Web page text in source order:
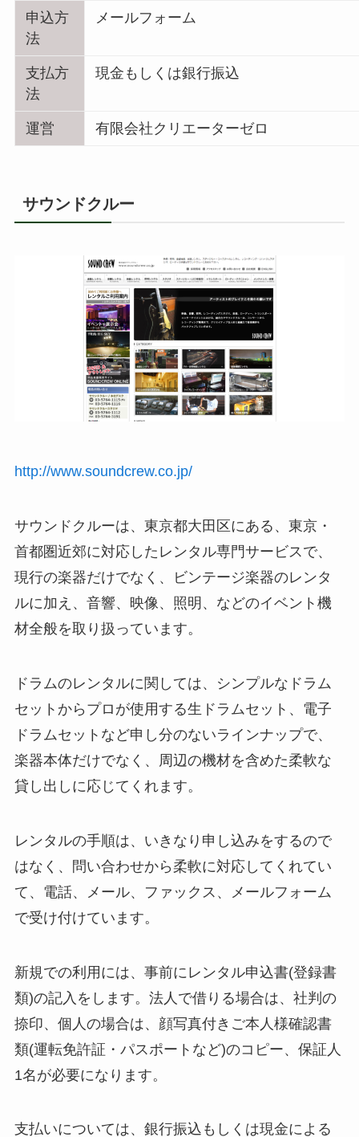
申込方
法
メールフォーム
支払方
法
現金もしくは銀行振込
運営 有限会社クリエーターゼロ
サウンドクルー
http://www.soundcrew.co.jp/
サウンドクルーは、東京都大田区にある、東京・
首都圏近郊に対応したレンタル専門サービスで、
現行の楽器だけでなく、ビンテージ楽器のレンタ
ルに加え、音響、映像、照明、などのイベント機
材全般を取り扱っています。
ドラムのレンタルに関しては、シンプルなドラム
セットからプロが使用する生ドラムセット、電子
ドラムセットなど申し分のないラインナップで、
楽器本体だけでなく、周辺の機材を含めた柔軟な
貸し出しに応じてくれます。
レンタルの手順は、いきなり申し込みをするので
はなく、問い合わせから柔軟に対応してくれてい
て、電話、メール、ファックス、メールフォーム
で受け付けています。
新規での利用には、事前にレンタル申込書(登録書
類)の記入をします。法人で借りる場合は、社判の
捺印、個人の場合は、顔写真付きご本人様確認書
類(運転免許証・パスポートなど)のコピー、保証人
1名が必要になります。
支払いについては、銀行振込もしくは現金による